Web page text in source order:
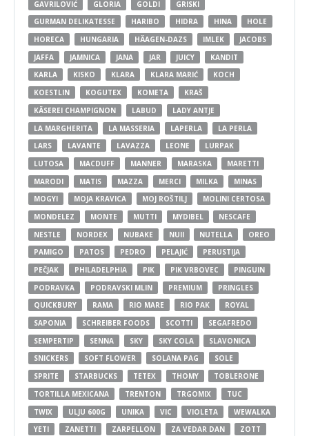
GAVRILOVIĆ
GLORIA GOLDI
GRISKI
GURMAN DELIKATESSE
HARIBO HIDRA HINA
HOLE
HORECA
HUNGARIA HÄAGEN-DAZS IMLEK
JACOBS
JAFFA
JAMNICA JANA JAR JUICY
KANDIT
KARLA
KISKO KLARA KLARA MARIĆ
KOCH
KOESTLIN
KOGUTEX KOMETA
KRAŠ
KÄSEREI CHAMPIGNON
LABUD
LADY ANTJE
LA MARGHERITA
LA MASSERIA LAPERLA
LA PERLA
LARS
LAVANTE LAVAZZA LEONE
LURPAK
LUTOSA
MACDUFF MANNER MARASKA
MARETTI
MARODI
MATIS MAZZA MERCI MILKA
MINAS
MOGYI
MOJA KRAVICA MOJ ROŠTILJ
MOLINI CERTOSA
MONDELEZ
MONTE MUTTI MYDIBEL
NESCAFE
NESTLE
NORDEX NUBAKE NUII NUTELLA
OREO
PAMIGO
PATOS PEDRO PELAJIĆ
PERUSTIJA
PEČJAK
PHILADELPHIA PIK PIK VRBOVEC
PINGUIN
PODRAVKA
PODRAVSKI MLIN PREMIUM
PRINGLES
QUICKBURY
RAMA RIO MARE RIO PAK
ROYAL
SAPONIA
SCHREIBER FOODS SCOTTI
SEGAFREDO
SEMPERTIP
SENNA SKY SKY COLA
SLAVONICA
SNICKERS
SOFT FLOWER SOLANA PAG
SOLE
SPRITE
STARBUCKS TETEX THOMY
TOBLERONE
TORTILLA MEXICANA
TRENTON TRGOMIX
TUC
TWIX
ULJU 600G UNIKA VIC VIOLETA
WEWALKA
YETI
ZANETTI ZARPELLON ZA VEDAR DAN
ZOTT